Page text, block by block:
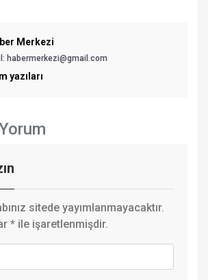
Merkezi
habermerkezi@gmail.com
yazıları
sitede yayımlanmayacaktır.
* ile işaretlenmişdir.